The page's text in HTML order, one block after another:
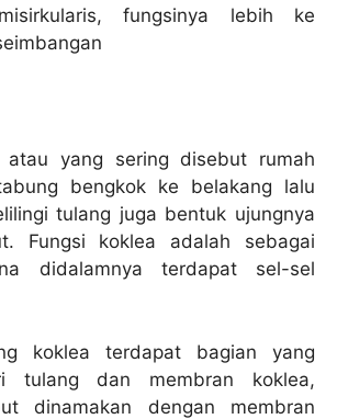
fungsinya lebih ke
atau yang sering disebut rumah
bengkok ke belakang lalu
tulang juga bentuk ujungnya
Fungsi koklea adalah sebagai
didalamnya terdapat sel-sel
koklea terdapat bagian yang
tulang dan membran koklea,
dinamakan dengan membran